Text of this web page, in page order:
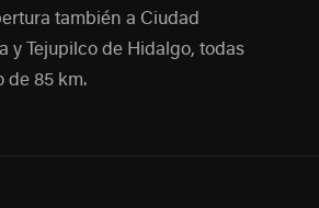
también a Ciudad
y Tejupilco de Hidalgo, todas
de 85 km.